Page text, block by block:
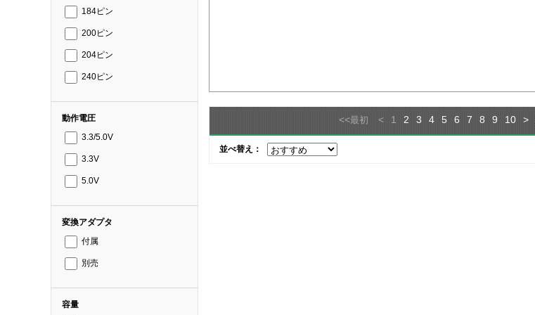
184ピン
200ピン
204ピン
240ピン
動作電圧
3.3/5.0V
3.3V
5.0V
変換アダプタ
付属
別売
容量
<<最初 < 1 2 3 4 5 6 7 8 9 10 >
並べ替え：